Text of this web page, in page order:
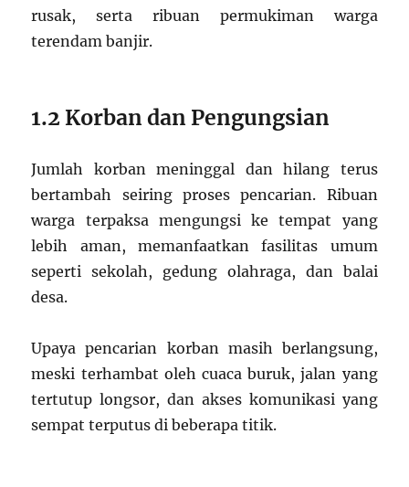
rusak, serta ribuan permukiman warga
terendam banjir.
1.2 Korban dan Pengungsian
Jumlah korban meninggal dan hilang terus
bertambah seiring proses pencarian. Ribuan
warga terpaksa mengungsi ke tempat yang
lebih aman, memanfaatkan fasilitas umum
seperti sekolah, gedung olahraga, dan balai
desa.
Upaya pencarian korban masih berlangsung,
meski terhambat oleh cuaca buruk, jalan yang
tertutup longsor, dan akses komunikasi yang
sempat terputus di beberapa titik.